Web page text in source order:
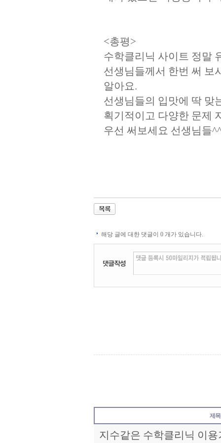
<총평>
수학클리닉 사이트 정말
선생님들께서 한번 써 보
알아요.
선생님들의 입맛에 딱 맞
획기적이고 다양한 문제
우선 써보세요 선생님들
해당 글에 대한 댓글이 0 개가 있습니다.
제목
지수같은 수학클리닉 이